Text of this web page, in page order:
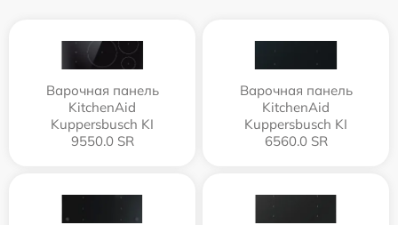
Варочная панель
KitchenAid
Kuppersbusch KI
9550.0 SR
Варочная панель
KitchenAid
Kuppersbusch KI
6560.0 SR